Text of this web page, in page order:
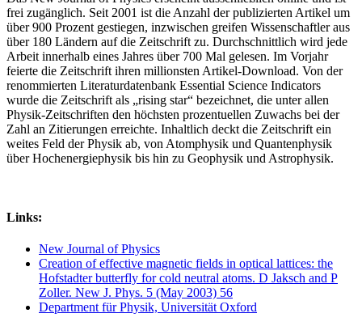
frei zugänglich. Seit 2001 ist die Anzahl der publizierten Artikel um
über 900 Prozent gestiegen, inzwischen greifen Wissenschaftler aus
über 180 Ländern auf die Zeitschrift zu. Durchschnittlich wird jede
Arbeit innerhalb eines Jahres über 700 Mal gelesen. Im Vorjahr
feierte die Zeitschrift ihren millionsten Artikel-Download. Von der
renommierten Literaturdatenbank Essential Science Indicators
wurde die Zeitschrift als „rising star“ bezeichnet, die unter allen
Physik-Zeitschriften den höchsten prozentuellen Zuwachs bei der
Zahl an Zitierungen erreichte. Inhaltlich deckt die Zeitschrift ein
weites Feld der Physik ab, von Atomphysik und Quantenphysik
über Hochenergiephysik bis hin zu Geophysik und Astrophysik.
Links:
New Journal of Physics
Creation of effective magnetic fields in optical lattices: the
Hofstadter butterfly for cold neutral atoms. D Jaksch and P
Zoller. New J. Phys. 5 (May 2003) 56
Department für Physik, Universität Oxford